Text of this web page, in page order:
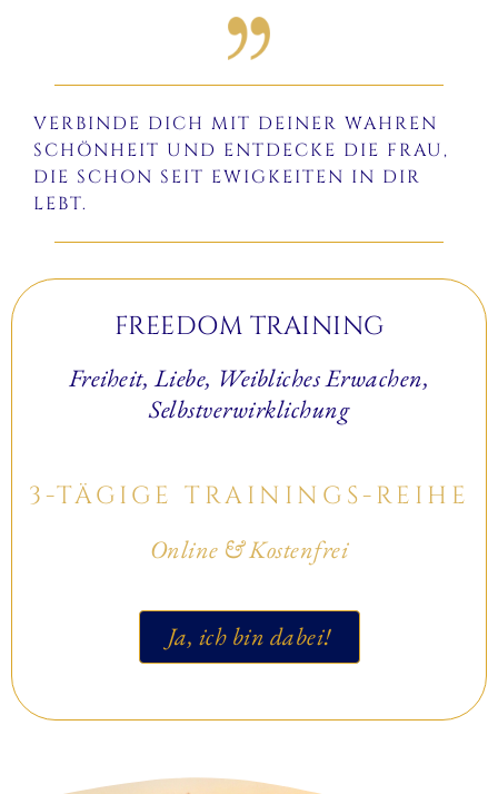
VERBINDE DICH MIT DEINER WAHREN
SCHÖNHEIT UND ENTDECKE DIE FRAU,
DIE SCHON SEIT EWIGKEITEN IN DIR
LEBT.
FREEDOM TRAINING
Freiheit, Liebe, Weibliches Erwachen,
Selbstverwirklichung
3-TÄGIGE TRAININGS-REIHE
Online & Kostenfrei
Ja, ich bin dabei!